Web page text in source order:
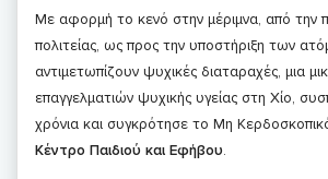
Με αφορμή το κενό στην μέριμνα, από την
πολιτείας, ως προς την υποστήριξη των
αντιμετωπίζουν ψυχικές διαταραχές, μια
επαγγελματιών ψυχικής υγείας στη Χίο,
χρόνια και συγκρότησε το Μη
Κέντρο Παιδιού και Εφήβου.